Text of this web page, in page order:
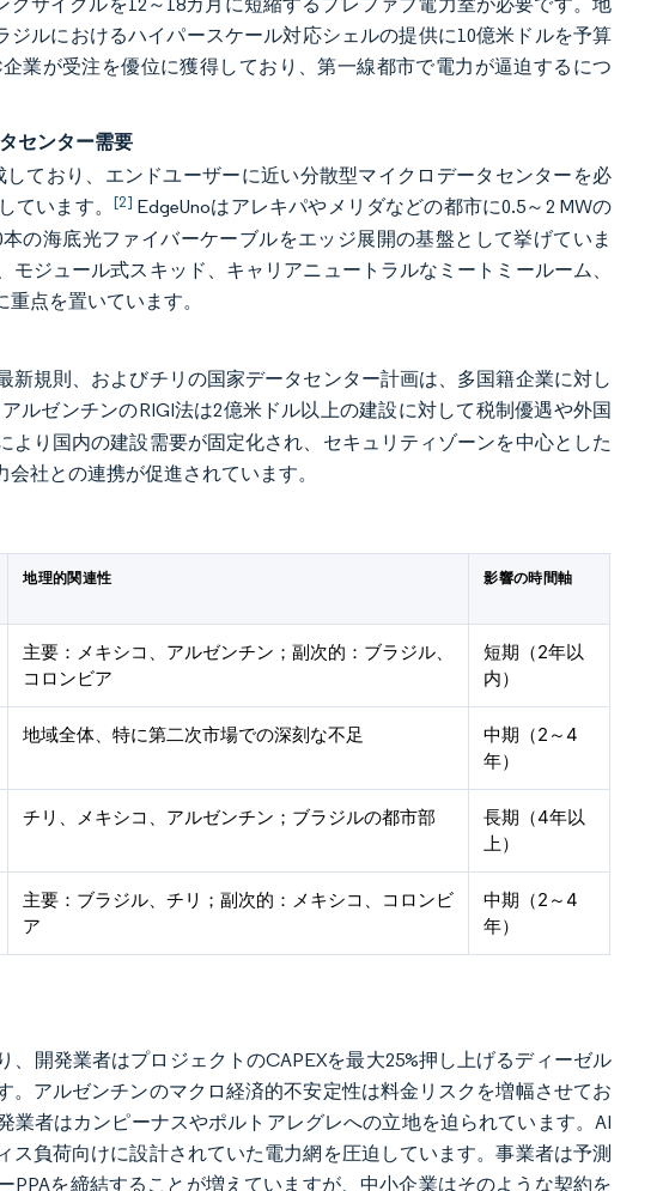
ルにおけるハイパースケール対応シェルの提供に10億米ドルを予算
業が受注を優位に獲得しており、第一線都市で電力が逼迫するにつ
センター需要
しており、エンドユーザーに近い分散型マイクロデータセンターを必
ています。[2] EdgeUnoはアレキパやメリダなどの都市に0.5～2 MWの
の海底光ファイバーケーブルをエッジ展開の基盤として挙げていま
ジュール式スキッド、キャリアニュートラルなミートミールーム、
重点を置いています。
規則、およびチリの国家データセンター計画は、多国籍企業に対し
アルゼンチンのRIGI法は2億米ドル以上の建設に対して税制優遇や外国
り国内の建設需要が固定化され、セキュリティゾーンを中心とした
社との連携が促進されています。
地理的関連性 影響の時間軸
主要：メキシコ、アルゼンチン；副次的：ブラジル、
コロンビア
短期（2年以
内）
地域全体、特に第二次市場での深刻な不足
中期（2～4
年）
チリ、メキシコ、アルゼンチン；ブラジルの都市部
長期（4年以
上）
主要：ブラジル、チリ；副次的：メキシコ、コロンビ
ア
中期（2～4
年）
開発業者はプロジェクトのCAPEXを最大25%押し上げるディーゼル
アルゼンチンのマクロ経済的不安定性は料金リスクを増幅させてお
業者はカンピーナスやポルトアレグレへの立地を迫られています。AI
負荷向けに設計されていた電力網を圧迫しています。事業者は予測
を締結することが増えていますが、中小企業はそのような契約を